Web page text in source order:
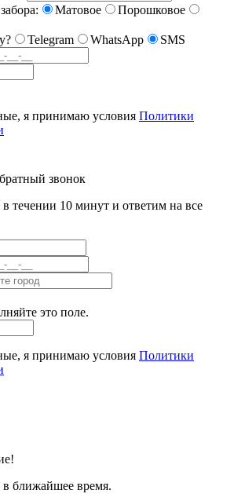
Матовое
Порошковое
Telegram WhatsApp
SMS
я принимаю условия Политики
звонок
течении 10 минут и ответим на все
это поле.
я принимаю условия Политики
ближайшее время.